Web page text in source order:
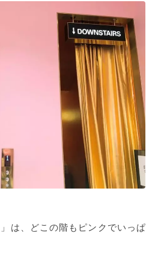
は、どこの階もピンクでいっぱ